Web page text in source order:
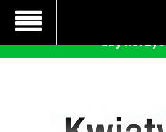
Nasza strona korzysta
prawidłowego
aby